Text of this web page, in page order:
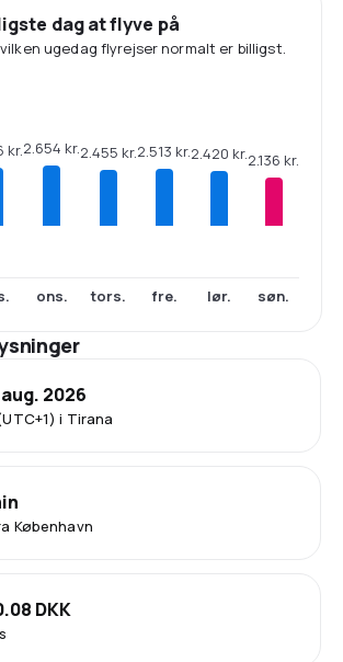
dag at flyve på
ugedag flyrejser normalt er billigst.
kr.2.654 kr.
ons.
2.455 kr.
tors.
2.513 kr.
fre.
2.420 kr.
lør.
2.136 kr.
søn.
i Tirana
2026
København
DKK